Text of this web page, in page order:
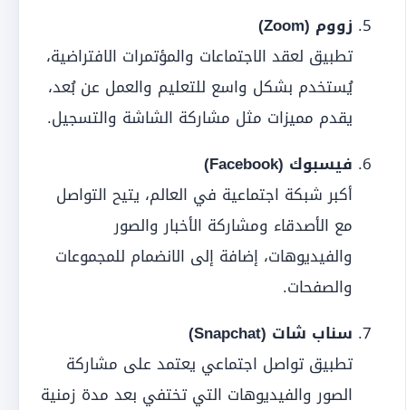
زووم (Zoom)
تطبيق لعقد الاجتماعات والمؤتمرات الافتراضية،
يُستخدم بشكل واسع للتعليم والعمل عن بُعد،
يقدم مميزات مثل مشاركة الشاشة والتسجيل.
فيسبوك (Facebook)
أكبر شبكة اجتماعية في العالم، يتيح التواصل
مع الأصدقاء ومشاركة الأخبار والصور
والفيديوهات، إضافة إلى الانضمام للمجموعات
والصفحات.
سناب شات (Snapchat)
تطبيق تواصل اجتماعي يعتمد على مشاركة
الصور والفيديوهات التي تختفي بعد مدة زمنية